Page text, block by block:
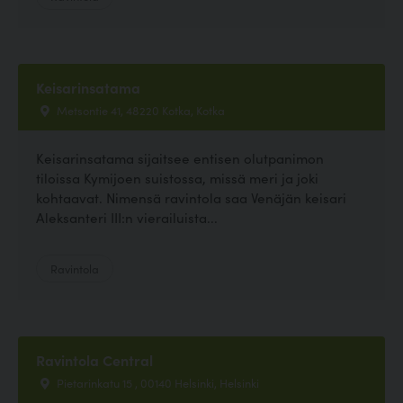
Keisarinsatama
Metsontie 41, 48220 Kotka, Kotka
Keisarinsatama sijaitsee entisen olutpanimon
tiloissa Kymijoen suistossa, missä meri ja joki
kohtaavat. Nimensä ravintola saa Venäjän keisari
Aleksanteri III:n vierailuista...
Ravintola Central
Pietarinkatu 15 , 00140 Helsinki, Helsinki